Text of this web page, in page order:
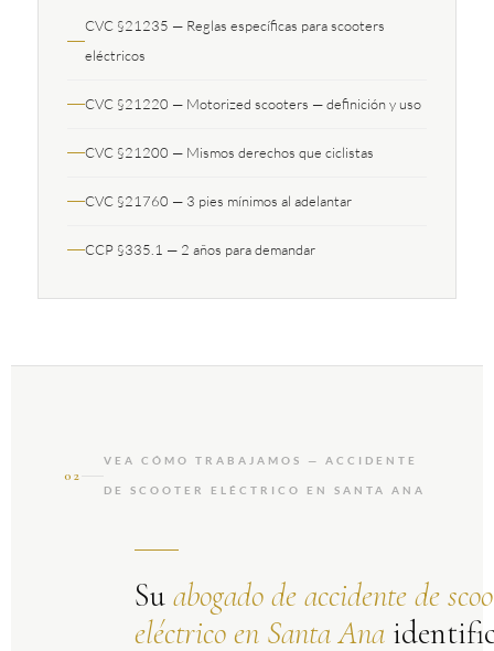
CVC §21235 — Reglas específicas para scooters
eléctricos
CVC §21220 — Motorized scooters — definición y uso
CVC §21200 — Mismos derechos que ciclistas
CVC §21760 — 3 pies mínimos al adelantar
CCP §335.1 — 2 años para demandar
02
VEA CÓMO TRABAJAMOS — ACCIDENTE
DE SCOOTER ELÉCTRICO EN SANTA ANA
Su abogado de accidente de
eléctrico en Santa Ana